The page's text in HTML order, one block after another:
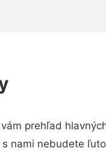
prehľad
nami nebudete